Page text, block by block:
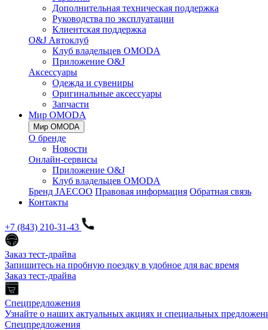
Дополнительная техническая поддержка
Руководства по эксплуатации
Клиентская поддержка
O&J Автоклуб
Клуб владельцев OMODA
Приложение O&J
Аксессуары
Одежда и сувениры
Оригинальные аксессуары
Запчасти
Мир OMODA
Мир OMODA
О бренде
Новости
Онлайн-сервисы
Приложение O&J
Клуб владельцев OMODA
Бренд JAECOO Правовая информация Обратная связь
Контакты
+7 (843) 210-31-43
Заказ тест-драйва
Запишитесь на пробную поездку в удобное для вас время
Заказ тест-драйва
Спецпредложения
Узнайте о наших актуальных акциях и специальных
Спецпредложения